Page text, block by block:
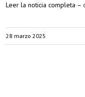
Leer la noticia completa –
28 marzo 2025